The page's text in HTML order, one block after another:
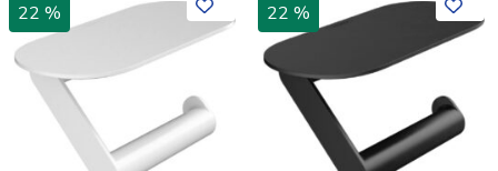
22 % 22 %